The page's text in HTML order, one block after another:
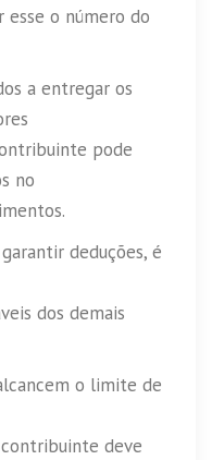
esse o número do
a entregar os
pode
no
deduções, é
dos demais
o limite de
deve